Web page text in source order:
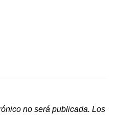
no será publicada. Los